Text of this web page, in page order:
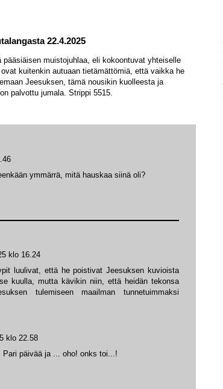
22.4.2025
muistojuhlaa, eli kokoontuvat yhteiselle
kuitenkin autuaan tietämättömiä, että vaikka he
Jeesuksen, tämä nousikin kuolleesta ja
palvottu jumala. Strippi 5515.
ymmärrä, mitä hauskaa siinä oli?
klo 16.24
luulivat, että he poistivat Jeesuksen kuvioista
kuulla, mutta kävikin niin, että heidän tekonsa
tulemiseen maailman tunnetuimmaksi
klo 22.58
Pari päivää ja ... oho! onks toi...!